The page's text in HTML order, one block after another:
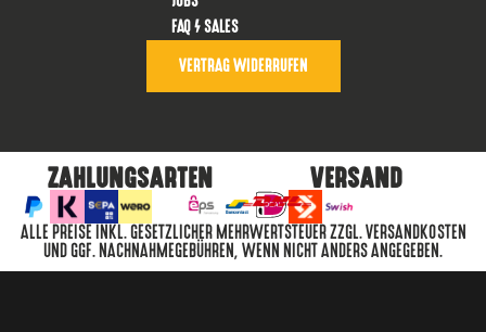
FAQ / SALES
VERTRAG WIDERRUFEN
ZAHLUNGSARTEN VERSAND
ALLE PREISE INKL. GESETZLICHER MEHRWERTSTEUER ZZGL. VERSANDKOSTEN
UND GGF. NACHNAHMEGEBÜHREN, WENN NICHT ANDERS ANGEGEBEN.